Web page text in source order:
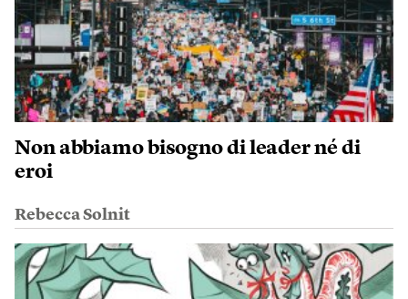
Non abbiamo bisogno di leader né di
eroi
Rebecca Solnit